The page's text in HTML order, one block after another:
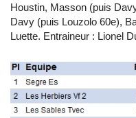
Houstin, Masson (puis
Davy (puis Louzolo 60e),
Luette. Entraineur : Lionel